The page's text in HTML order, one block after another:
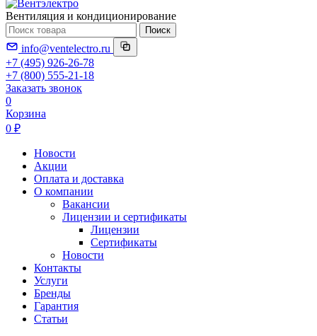
Вентиляция и кондиционирование
Поиск
info@ventelectro.ru
+7 (495) 926-26-78
+7 (800) 555-21-18
Заказать звонок
0
Корзина
0 ₽
Новости
Акции
Оплата и доставка
О компании
Вакансии
Лицензии и сертификаты
Лицензии
Сертификаты
Новости
Контакты
Услуги
Бренды
Гарантия
Статьи